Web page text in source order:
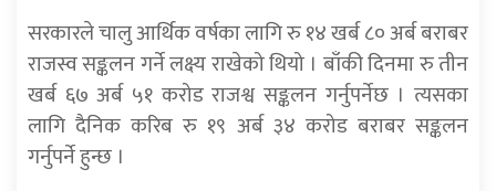
सरकारले चालु आर्थिक वर्षका लागि रु १४ खर्ब ८० अर्ब बराबर
राजस्व सङ्कलन गर्ने लक्ष्य राखेको थियो । बाँकी दिनमा रु तीन
खर्ब ६७ अर्ब ५१ करोड राजश्व सङ्कलन गर्नुपर्नेछ । त्यसका
लागि दैनिक करिब रु १९ अर्ब ३४ करोड बराबर सङ्कलन
गर्नुपर्ने हुन्छ ।